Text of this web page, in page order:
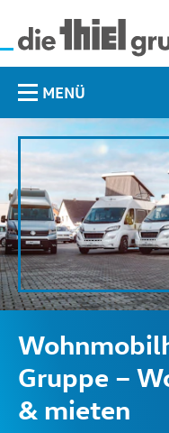
MENÜ
Gruppe –
& mieten